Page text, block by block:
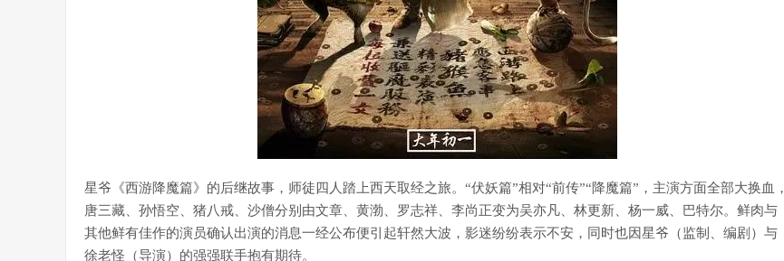
星爷《西游降魔篇》的后继故事，师徒四人踏上西天取经之旅。“伏妖篇”相对“前传”“降魔篇”，主演方面全部大换血，
唐三藏、孙悟空、猪八戒、沙僧分别由文章、黄渤、罗志祥、李尚正变为吴亦凡、林更新、杨一威、巴特尔。鲜肉与
其他鲜有佳作的演员确认出演的消息一经公布便引起轩然大波，影迷纷纷表示不安，同时也因星爷（监制、编剧）与
徐老怪（导演）的强强联手抱有期待。